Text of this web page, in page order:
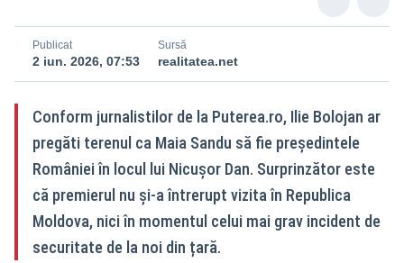
Publicat
2 iun. 2026, 07:53
Sursă
realitatea.net
Conform jurnalistilor de la Puterea.ro, Ilie Bolojan ar
pregăti terenul ca Maia Sandu să fie președintele
României în locul lui Nicușor Dan. Surprinzător este
că premierul nu și-a întrerupt vizita în Republica
Moldova, nici în momentul celui mai grav incident de
securitate de la noi din țară.